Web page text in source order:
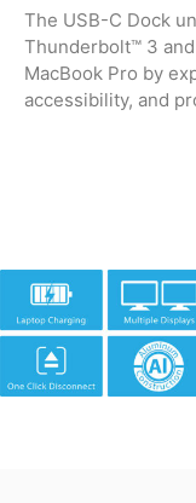
The USB-C Dock
Thunderbolt™ 3
MacBook Pro by
accessibility, and